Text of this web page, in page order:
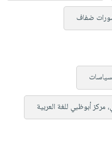
ضفاف
مركز أبوظبي للغة العربية